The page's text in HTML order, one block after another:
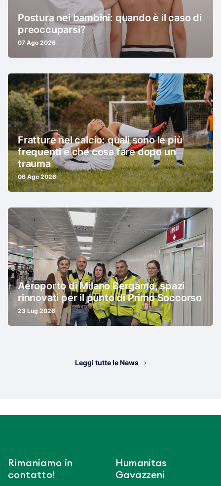
Postura nei bambini: quando è il caso di
preoccuparsi?
07 Ago 2026
Fratture nel calcio: quali sono le più
frequenti e che cosa fare dopo un
trauma
06 Ago 2026
Aeroporto di Milano Bergamo, spazi
rinnovati per il punto di Primo Soccorso
23 Lug 2026
Leggi tutte le News
Rimaniamo in
contatto!
Humanitas
Gavazzeni